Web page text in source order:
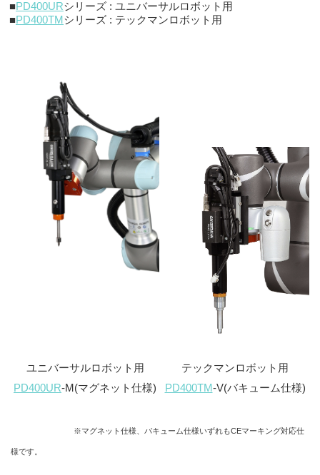
■PD400URシリーズ : ユニバーサルロボット用
■PD400TM シリーズ : テックマンロボット用
ユニバーサルロボット用
PD400UR-M(マグネット仕様)
テックマンロボット用
PD400TM-V(バキューム仕様)
※マグネット仕様、バキューム仕様いずれもCEマーキング対応仕
様です。